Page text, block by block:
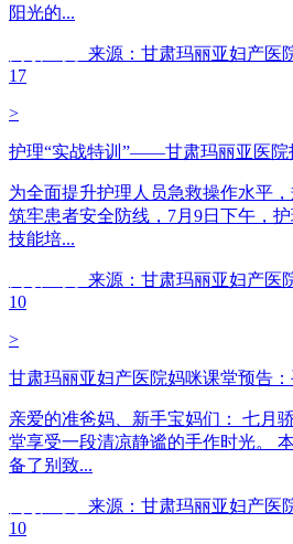
阳光的...
来源：甘肃玛丽亚妇产医
17
>
护理“实战特训”——甘肃玛丽亚医院
为全面提升护理人员急救操作水平
筑牢患者安全防线，7月9日下午，
技能培...
来源：甘肃玛丽亚妇产医
10
>
甘肃玛丽亚妇产医院妈咪课堂预告：
亲爱的准爸妈、新手宝妈们： 七月
堂享受一段清凉静谧的手作时光。
备了别致...
来源：甘肃玛丽亚妇产医
10